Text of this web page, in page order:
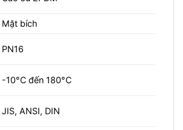
Mặt bích
PN16
-10°C đến 180°C
JIS, ANSI, DIN